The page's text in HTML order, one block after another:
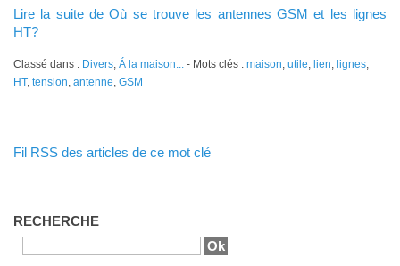
Lire la suite de Où se trouve les antennes GSM et les lignes
HT?
Classé dans : Divers, Á la maison... - Mots clés : maison utile lien lignes,
HT, tension antenne GSM
Fil RSS des articles de ce mot clé
RECHERCHE